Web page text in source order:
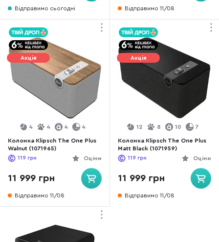
Відправимо сьогодні Відправимо 11/08
Акція
4 4 4 4
Колонка Klipsch The One Plus
Walnut (1071965)
Оціни
119 грн
11 999 грн
Відправимо 11/08
Акція
12 8 10 7
Колонка Klipsch The One Plus
Matt Black (1071959)
Оціни
119 грн
11 999 грн
Відправимо 11/08